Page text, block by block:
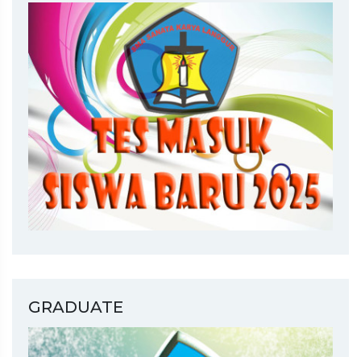
GRADUATE